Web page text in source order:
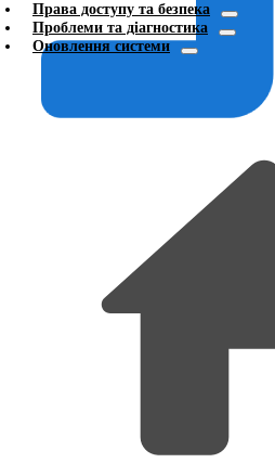
Права доступу та безпека
Проблеми та діагностика
Оновлення системи